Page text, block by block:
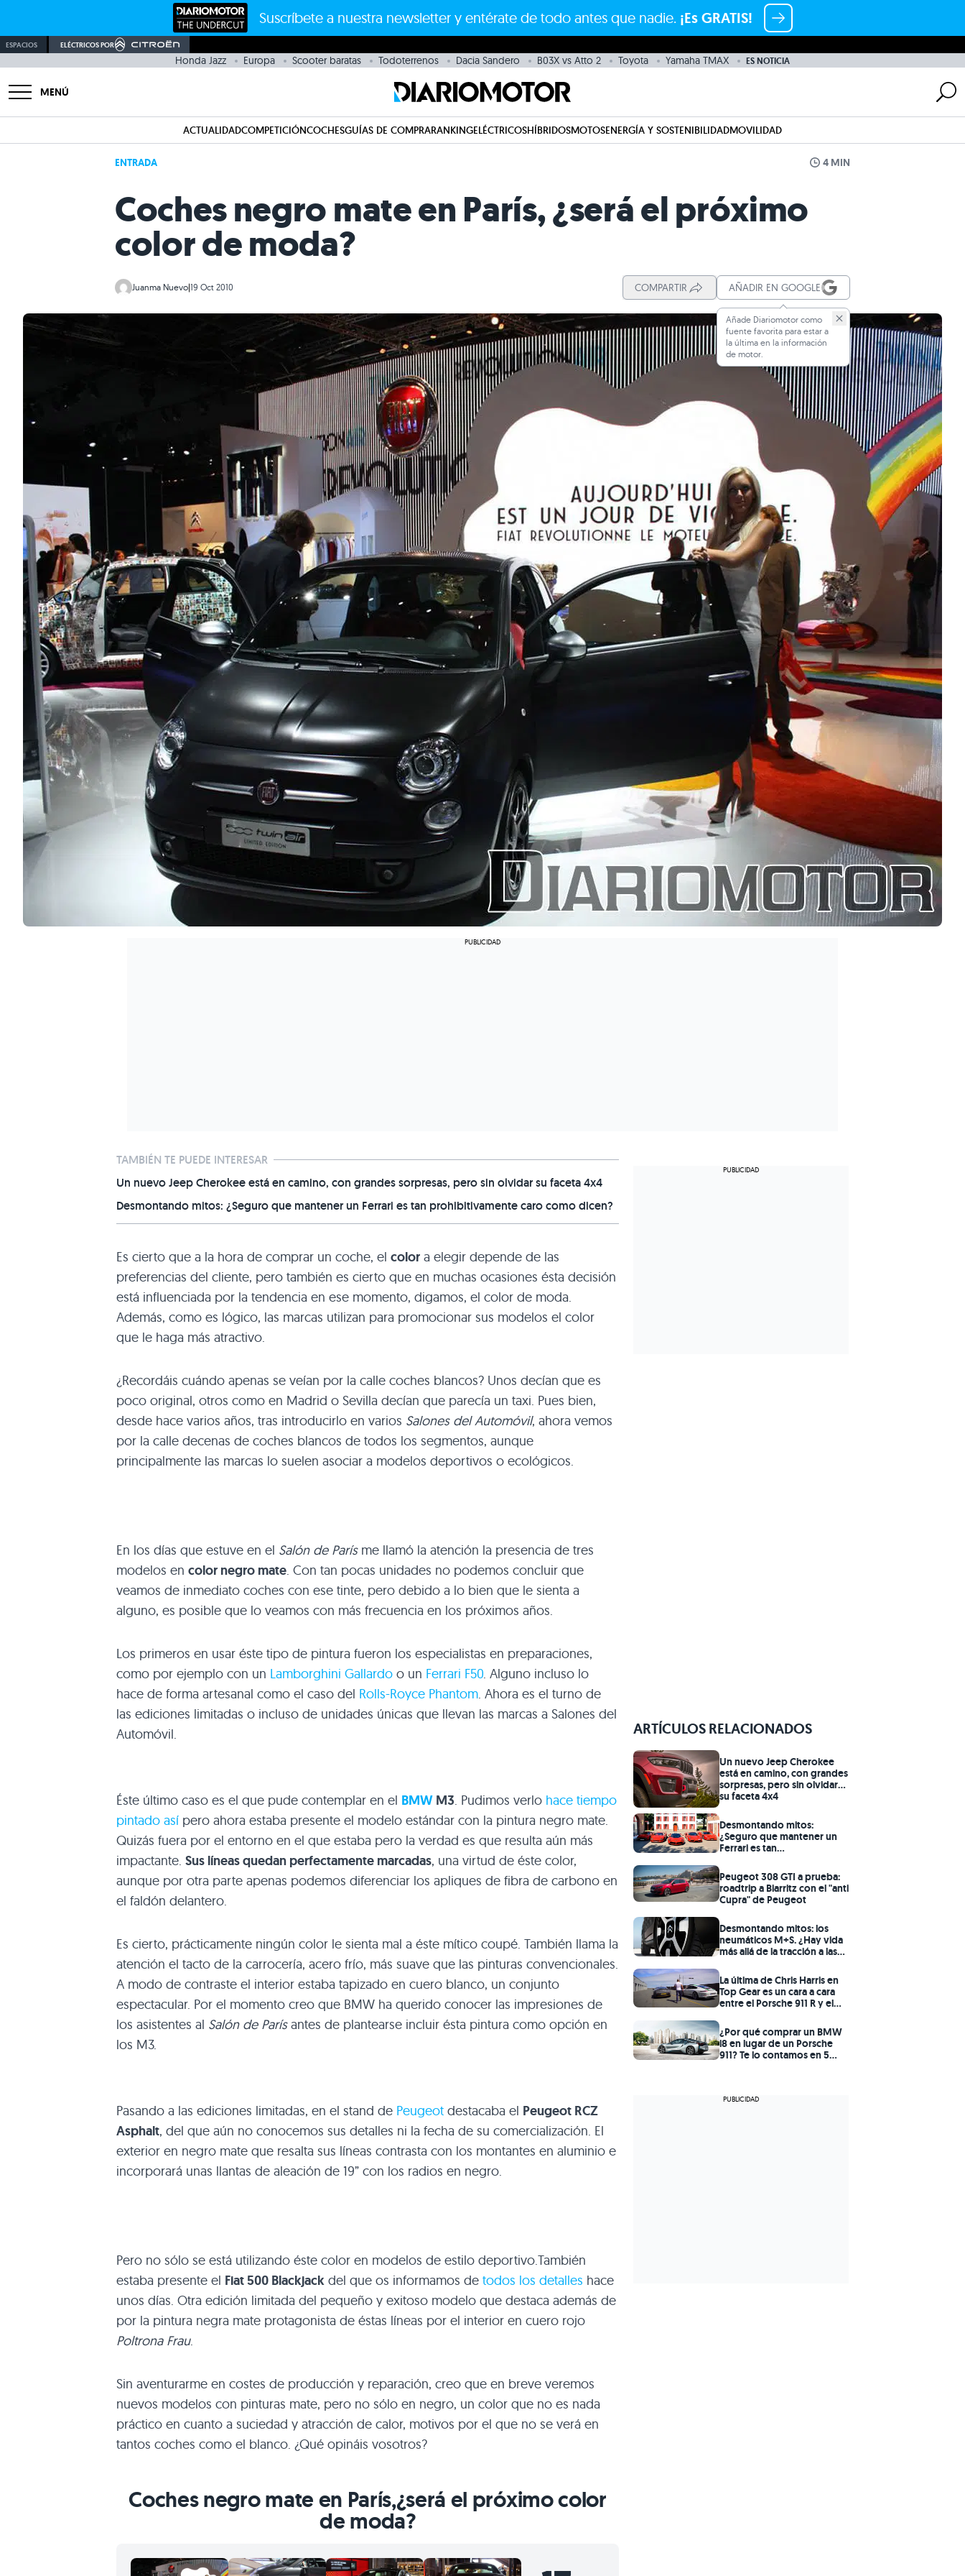
Suscríbete a nuestra newsletter y entérate de todo antes que nadie. ¡Es GRATIS!
ESPACIOS ELÉCTRICOS POR
Honda Jazz Europa Scooter baratas Todoterrenos Dacia Sandero B03X vs Atto 2 Toyota Yamaha TMAX ES NOTICIA
MENÚ
ACTUALIDADCOMPETICIÓNCOCHESGUÍAS DE COMPRARANKINGELÉCTRICOSHÍBRIDOSMOTOSENERGÍA Y SOSTENIBILIDADMOVILIDAD
ENTRADA 4 MIN
Coches negro mate en París, ¿será el próximo
color de moda?
Juanma Nuevo|19 Oct 2010 COMPARTIR AÑADIR EN GOOGLE
Añade Diariomotor como
fuente favorita para estar a
la última en la información
de motor.
TAMBIÉN TE PUEDE INTERESAR
Un nuevo Jeep Cherokee está en camino, con grandes sorpresas, pero sin olvidar su faceta 4x4
Desmontando mitos: ¿Seguro que mantener un Ferrari es tan prohibitivamente caro como dicen?
Es cierto que a la hora de comprar un coche, el color a elegir depende de las
preferencias del cliente, pero también es cierto que en muchas ocasiones ésta decisión
está influenciada por la tendencia en ese momento, digamos, el color de moda.
Además, como es lógico, las marcas utilizan para promocionar sus modelos el color
que le haga más atractivo.
¿Recordáis cuándo apenas se veían por la calle coches blancos? Unos decían que es
poco original, otros como en Madrid o Sevilla decían que parecía un taxi. Pues bien,
desde hace varios años, tras introducirlo en varios Salones del Automóvil, ahora vemos
por la calle decenas de coches blancos de todos los segmentos, aunque
principalmente las marcas lo suelen asociar a modelos deportivos o ecológicos.
En los días que estuve en el Salón de Parísme llamó la atención la presencia de tres
modelos en color negro mate. Con tan pocas unidades no podemos concluir que
veamos de inmediato coches con ese tinte, pero debido a lo bien que le sienta a
alguno, es posible que lo veamos con más frecuencia en los próximos años.
Los primeros en usar éste tipo de pintura fueron los especialistas en preparaciones,
como por ejemplo con un Lamborghini Gallardo o un Ferrari F50. Alguno incluso lo
hace de forma artesanal como el caso del Rolls-Royce Phantom. Ahora es el turno de
las ediciones limitadas o incluso de unidades únicas que llevan las marcas a Salones del
Automóvil.
Éste último caso es el que pude contemplar en el BMW M3. Pudimos verlo hace tiempo
pintado así pero ahora estaba presente el modelo estándar con la pintura negro mate.
Quizás fuera por el entorno en el que estaba pero la verdad es que resulta aún más
impactante. Sus líneas quedan perfectamente marcadas, una virtud de éste color,
aunque por otra parte apenas podemos diferenciar los apliques de fibra de carbono en
el faldón delantero.
Es cierto, prácticamente ningún color le sienta mal a éste mítico coupé. También llama la
atención el tacto de la carrocería, acero frío, más suave que las pinturas convencionales.
A modo de contraste el interior estaba tapizado en cuero blanco, un conjunto
espectacular. Por el momento creo que BMW ha querido conocer las impresiones de
los asistentes al Salón de Parísantes de plantearse incluir ésta pintura como opción en
los M3.
Pasando a las ediciones limitadas, en el stand de Peugeot destacaba el Peugeot RCZ
Asphalt, del que aún no conocemos sus detalles ni la fecha de su comercialización. El
exterior en negro mate que resalta sus líneas contrasta con los montantes en aluminio e
incorporará unas llantas de aleación de 19” con los radios en negro.
Pero no sólo se está utilizando éste color en modelos de estilo deportivo.También
estaba presente el Fiat 500 Blackjack del que os informamos de todos los detalles hace
unos días. Otra edición limitada del pequeño y exitoso modelo que destaca además de
por la pintura negra mate protagonista de éstas líneas por el interior en cuero rojo
Poltrona Frau.
Sin aventurarme en costes de producción y reparación, creo que en breve veremos
nuevos modelos con pinturas mate, pero no sólo en negro, un color que no es nada
práctico en cuanto a suciedad y atracción de calor, motivos por el que no se verá en
tantos coches como el blanco. ¿Qué opináis vosotros?
Coches negro mate en París,¿será el próximo color
de moda?
ARTÍCULOS RELACIONADOS
Un nuevo Jeep Cherokee
está en camino, con grandes
sorpresas, pero sin olvidar
su faceta 4x4
Desmontando mitos:
¿Seguro que mantener un
Ferrari es tan
como dicen?
Peugeot 308 GTI a prueba:
roadtrip a Biarritz con el "anti
Cupra" de Peugeot
Desmontando mitos: los
neumáticos M+S. ¿Hay vida
más allá de la tracción a las
La última de Chris Harris en
Top Gear es un cara a cara
entre el Porsche 911 R y el
¿Por qué comprar un BMW
i8 en lugar de un Porsche
911? Te lo contamos en 5